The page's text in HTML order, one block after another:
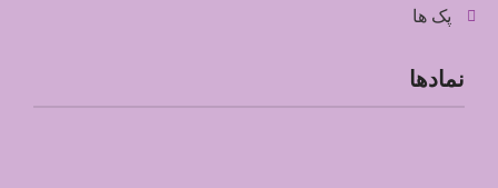
پک ها
نمادها